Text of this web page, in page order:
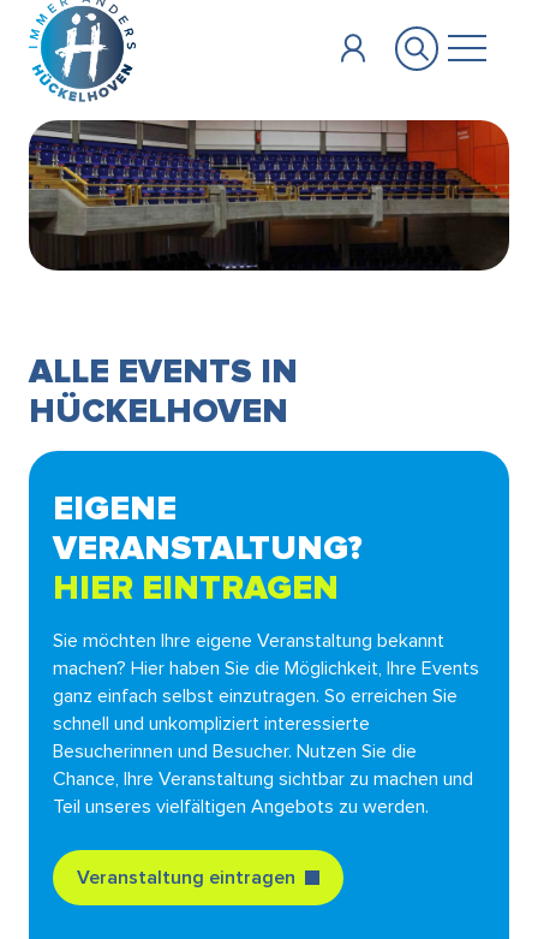
Zum Hauptinhalt springen
ALLE EVENTS IN
HÜCKELHOVEN
EIGENE
VERANSTALTUNG?
HIER EINTRAGEN
Sie möchten Ihre eigene Veranstaltung bekannt
machen? Hier haben Sie die Möglichkeit, Ihre Events
ganz einfach selbst einzutragen. So erreichen Sie
schnell und unkompliziert interessierte
Besucherinnen und Besucher. Nutzen Sie die
Chance, Ihre Veranstaltung sichtbar zu machen und
Teil unseres vielfältigen Angebots zu werden.
Veranstaltung eintragen